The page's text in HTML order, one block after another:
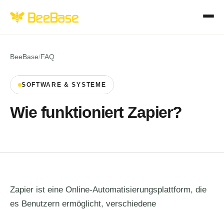
BeeBase/FAQ
SOFTWARE & SYSTEME
Wie funktioniert Zapier?
Zapier ist eine Online-Automatisierungsplattform, die
es Benutzern ermöglicht, verschiedene